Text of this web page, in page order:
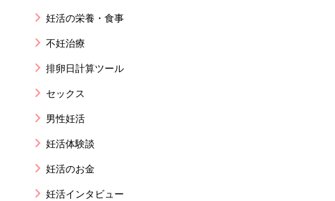
妊活の栄養・食事
不妊治療
排卵日計算ツール
セックス
男性妊活
妊活体験談
妊活のお金
妊活インタビュー